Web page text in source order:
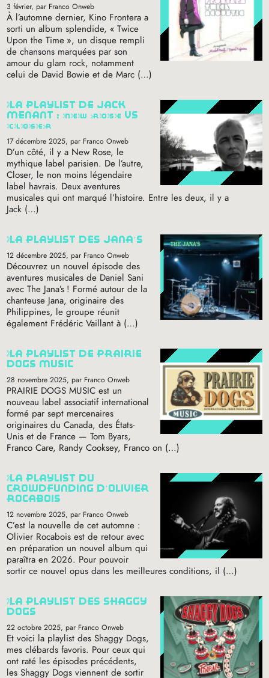
3 février, par Franco Onweb
À l’automne dernier, Kino Frontera a
sorti un album splendide, « Twice
Upon the Time », un disque rempli
de chansons marquées par son
amour du glam rock, notamment
celui de David Bowie et de Marc (…)
la playlist de jack
menant : new rose vs
closer
17 décembre 2025, par Franco Onweb
D’un côté, il y a New Rose, le
mythique label parisien. De l’autre,
Closer, le non moins légendaire
label havrais. Deux aventures
musicales qui ont marqué l’histoire. Entre les deux, il y a
Jack (…)
la playlist des jana’s
12 décembre 2025, par Franco Onweb
Découvrez un nouvel épisode des
aventures musicales de Daniel Sani
avec The Jana’s ! Formé autour de la
chanteuse Jana, originaire des
Philippines, le groupe réunit
également Frédéric Vaillant à (…)
la playlist de prairie
dogs music
28 novembre 2025, par Franco Onweb
PRAIRIE DOGS MUSIC est un
nouveau label associatif international
formé par sept mercenaires
originaires du Canada, des États-
Unis et de France — Tom Byars,
Franco Care, Randy Cooksey, Franco on (…)
la playlist du
crowdfunding d’olivier
rocabois
12 novembre 2025, par Franco Onweb
C’est la nouvelle de cet automne :
Olivier Rocabois est de retour avec
en préparation un nouvel album qui
paraîtra en 2026. Pour pouvoir
sortir ce nouvel opus dans les meilleures conditions, il (…)
la playlist des shaggy
dogs
22 octobre 2025, par Franco Onweb
Et voici la playlist des Shaggy Dogs,
mes clébards favoris. Pour ceux qui
ont raté les épisodes précédents,
les Shaggy Dogs viennent de sortir